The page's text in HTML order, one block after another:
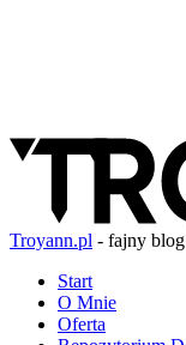
Troyann.pl - fajny
Start
O Mnie
Oferta